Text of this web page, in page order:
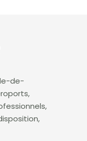
de-